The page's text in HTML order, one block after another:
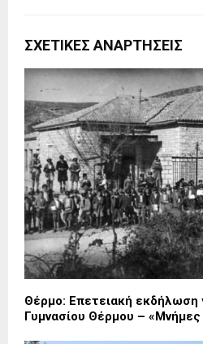
ΣΧΕΤΙΚΈΣ ΑΝΑΡΤΉΣΕΙΣ
Θέρμο: Επετειακή εκδήλωση
Γυμνασίου Θέρμου –